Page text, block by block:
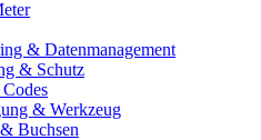
& Datenmanagement
& Schutz
& Werkzeug
Buchsen